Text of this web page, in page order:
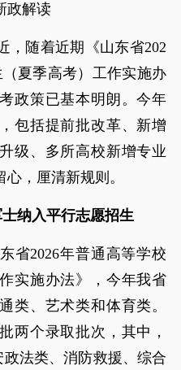
政解读
，随着近期《山东省202
夏季高考）工作实施办
政策已基本明朗。今年
包括提前批改革、新增
级、多所高校新增专业
，厘清新规则。
纳入平行志愿招生
省2026年普通高等学校
实施办法》，今年我省
类、艺术类和体育类。
两个录取批次，其中，
法类、消防救援、综合